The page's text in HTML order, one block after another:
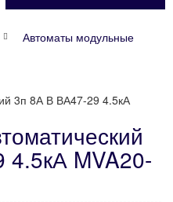
Автоматы модульные
3п 8А В ВА47-29 4.5кА
MVA20-